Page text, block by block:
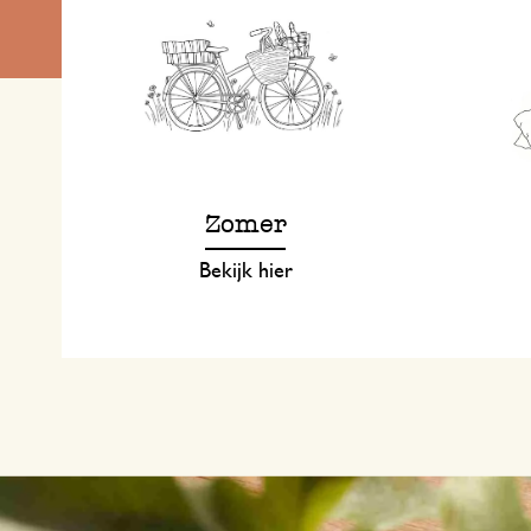
Zomer
Bekijk hier